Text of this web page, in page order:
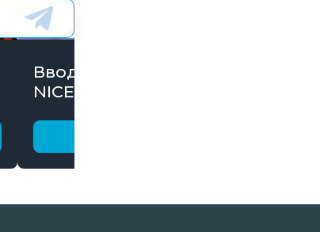
Вводи Промокод
NICE15000 и забирай